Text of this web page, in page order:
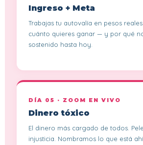
Ingreso + Meta
Trabajas tu autovalía en pesos
cuánto quieres ganar — y por qué
sostenido hasta hoy.
DÍA 05 · ZOOM EN VIVO
Dinero tóxico
El dinero más cargado de todos.
injusticia. Nombramos lo que está